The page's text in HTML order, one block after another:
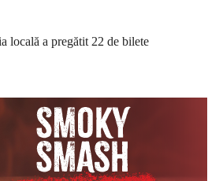
locală a pregătit 22 de bilete